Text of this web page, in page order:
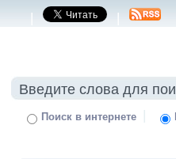
| |
Поиск в интернете |